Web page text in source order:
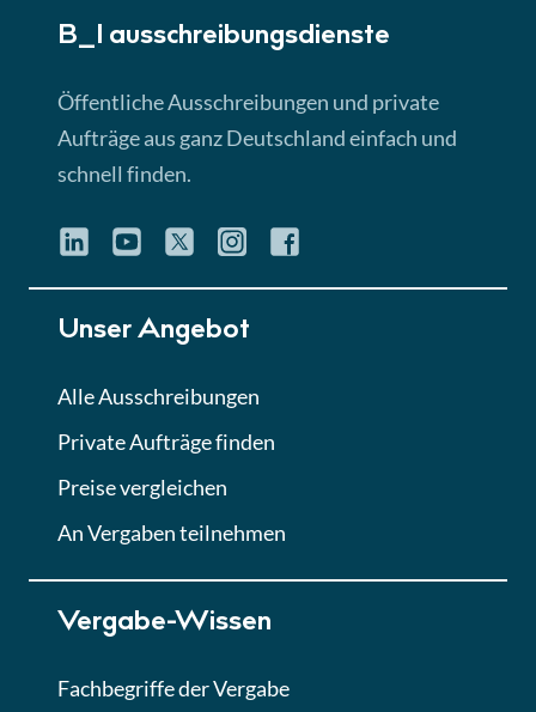
Lektion 3
► 4:31 Min
Quiz
Eignung im Vergabeverfahren
Lektion 6
Abgabe von Angeboten
Lektion
Lektion 7
Finales Quiz
B_I ausschreibungs­dienste
Öffentliche Ausschreibungen und private
Aufträge aus ganz Deutschland einfach und
schnell finden.
Unser Angebot
Alle Ausschreibungen
Private Aufträge finden
Preise vergleichen
An Vergaben teilnehmen
Vergabe-Wissen
Fachbegriffe der Vergabe